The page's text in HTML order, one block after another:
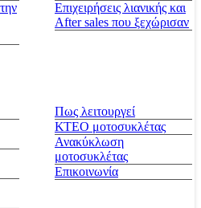
Επιχειρήσεις λιανικής και
After sales που ξεχώρισαν
Πως λειτουργεί
ΚΤΕΟ μοτοσυκλέτας
Ανακύκλωση
μοτοσυκλέτας
Επικοινωνία